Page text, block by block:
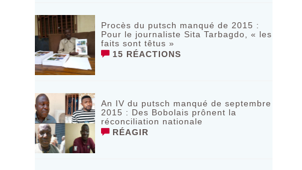
Procès du putsch manqué de 2015 :
Pour le journaliste Sita Tarbagdo, « les
faits sont têtus »
15 RÉACTIONS
An IV du putsch manqué de septembre
2015 : Des Bobolais prônent la
réconciliation nationale
RÉAGIR